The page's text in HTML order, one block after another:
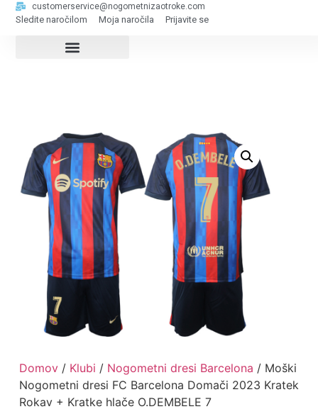
customerservice@nogometnizaotroke.com
Sledite naročilom Moja naročila Prijavite se
Domov/ Klubi / Nogometni dresi Barcelona / Moški
Nogometni dresi FC Barcelona Domači 2023 Kratek
Rokav + Kratke hlače O.DEMBELE 7